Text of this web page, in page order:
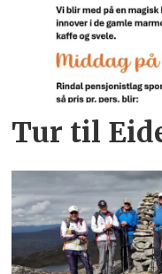
Tur til